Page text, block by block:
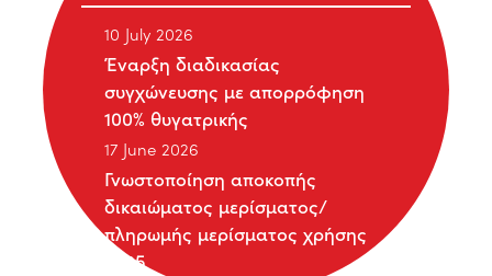
10 July 2026
Έναρξη διαδικασίας
συγχώνευσης με απορρόφηση
100% θυγατρικής
17 June 2026
Γνωστοποίηση αποκοπής
δικαιώματος μερίσματος/
πληρωμής μερίσματος χρήσης
2025